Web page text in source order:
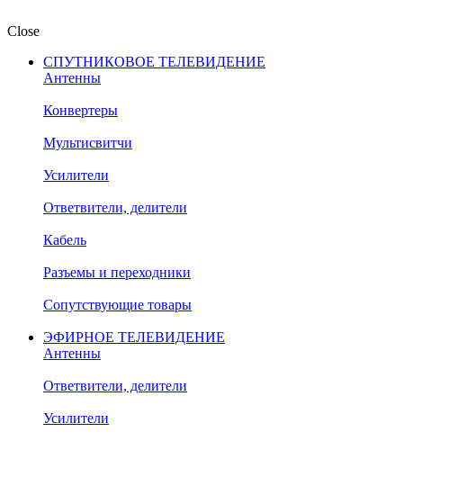
Close
СПУТНИКОВОЕ ТЕЛЕВИДЕНИЕ
Антенны
Конвертеры
Мультисвитчи
Усилители
Ответвители, делители
Кабель
Разъемы и переходники
Сопутствующие товары
ЭФИРНОЕ ТЕЛЕВИДЕНИЕ
Антенны
Ответвители, делители
Усилители